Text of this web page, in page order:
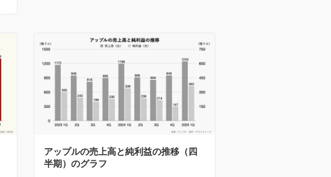
アップルの売上高と純利益の推移（四
半期）のグラフ